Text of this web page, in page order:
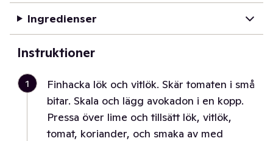
Ingredienser
Instruktioner
1
Finhacka lök och vitlök. Skär tomaten i små
bitar. Skala och lägg avokadon i en kopp.
Pressa över lime och tillsätt lök, vitlök,
tomat, koriander, och smaka av med